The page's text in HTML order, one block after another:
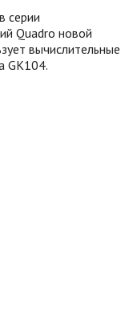
серии
Quadro новой
вычислительные
GK104.